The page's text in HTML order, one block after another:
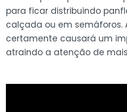
para ficar distribuindo
calçada ou em semáforos.
certamente causará um
atraindo a atenção de